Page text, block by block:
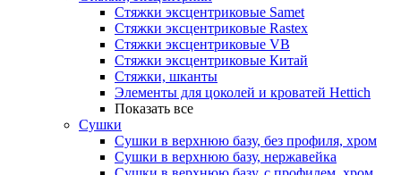
Cтяжки эксцентриковые Samet
Стяжки эксцентриковые Rastex
Стяжки эксцентриковые VB
Стяжки эксцентриковые Китай
Стяжки, шканты
Элементы для цоколей и кроватей Hettich
Показать все
Сушки
Сушки в верхнюю базу, без профиля, хром
Сушки в верхнюю базу, нержавейка